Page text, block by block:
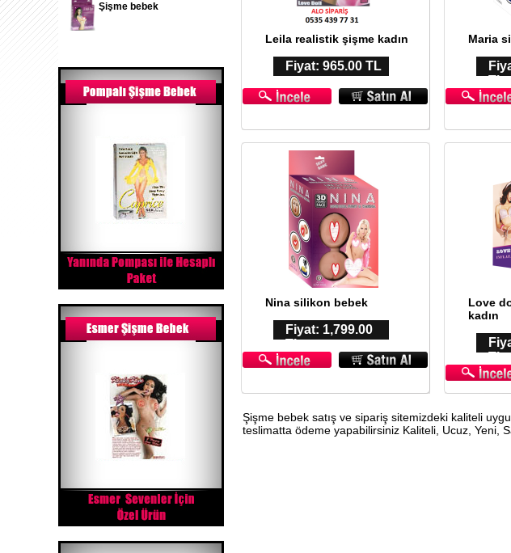
Şişme bebek
Leila realistik şişme kadın
Fiyat: 965.00 TL
Maria
TL
Nina silikon bebek
Fiyat: 1,799.00
TL
Love
kadın
TL
Şişme bebek satış ve sipariş sitemizdeki kaliteli
teslimatta ödeme yapabilirsiniz Kaliteli, Ucuz, Yeni,